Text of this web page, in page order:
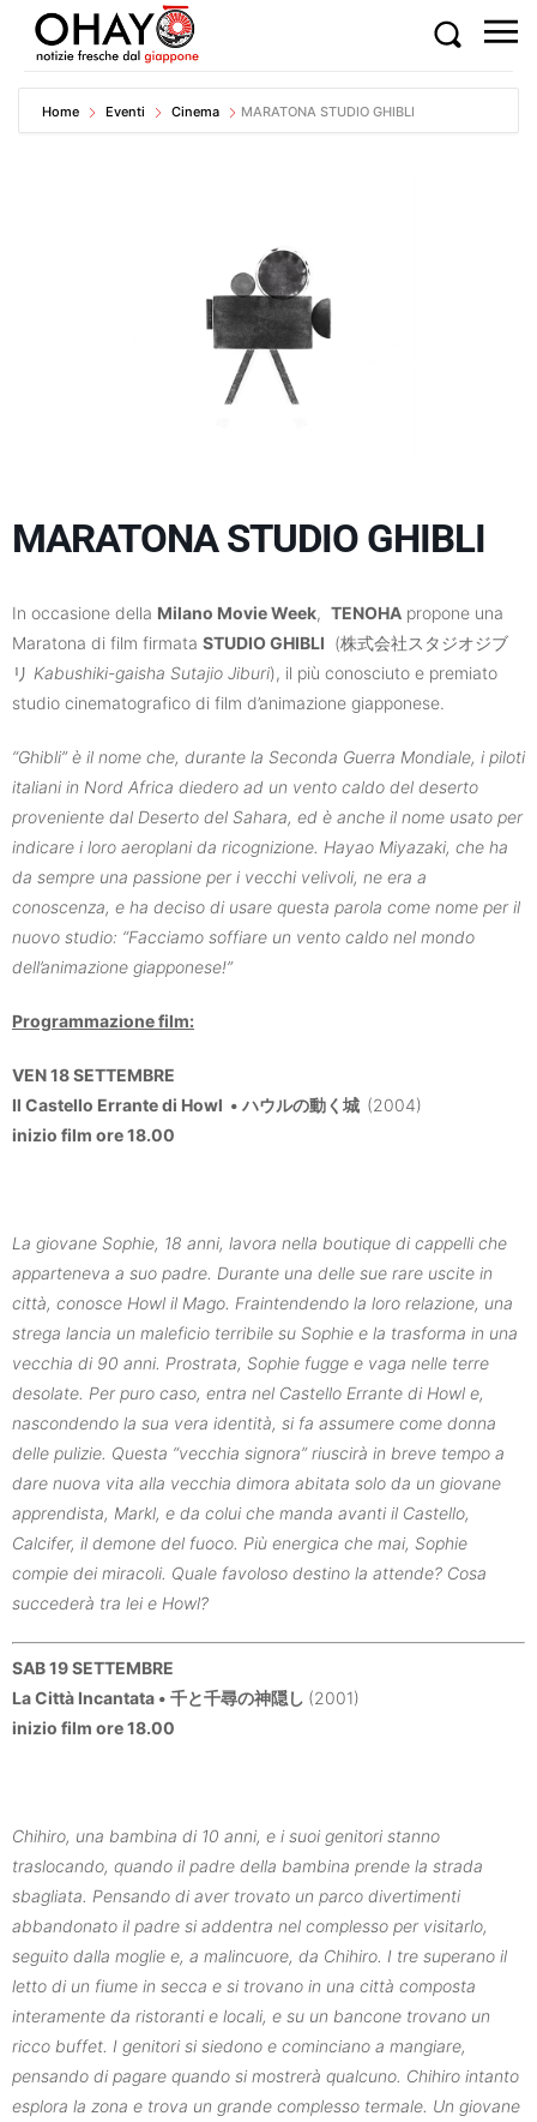
Home Eventi Cinema MARATONA STUDIO GHIBLI
MARATONA STUDIO GHIBLI
In occasione della Milano Movie Week, TENOHA propone una
Maratona di film firmata STUDIO GHIBLI (株式会社スタジオジブ
リ Kabushiki-gaisha Sutajio Jiburi), il più conosciuto e premiato
studio cinematografico di film d’animazione giapponese.
“Ghibli” è il nome che, durante la Seconda Guerra Mondiale, i piloti
italiani in Nord Africa diedero ad un vento caldo del deserto
proveniente dal Deserto del Sahara, ed è anche il nome usato per
indicare i loro aeroplani da ricognizione. Hayao Miyazaki, che ha
da sempre una passione per i vecchi velivoli, ne era a
conoscenza, e ha deciso di usare questa parola come nome per il
nuovo studio: “Facciamo soffiare un vento caldo nel mondo
dell’animazione giapponese!”
Programmazione film:
VEN 18 SETTEMBRE
Il Castello Errante di Howl • ハウルの動く城 (2004)
inizio film ore 18.00
La giovane Sophie, 18 anni, lavora nella boutique di cappelli che
apparteneva a suo padre. Durante una delle sue rare uscite in
città, conosce Howl il Mago. Fraintendendo la loro relazione, una
strega lancia un maleficio terribile su Sophie e la trasforma in una
vecchia di 90 anni. Prostrata, Sophie fugge e vaga nelle terre
desolate. Per puro caso, entra nel Castello Errante di Howl e,
nascondendo la sua vera identità, si fa assumere come donna
delle pulizie. Questa “vecchia signora” riuscirà in breve tempo a
dare nuova vita alla vecchia dimora abitata solo da un giovane
apprendista, Markl, e da colui che manda avanti il Castello,
Calcifer, il demone del fuoco. Più energica che mai, Sophie
compie dei miracoli. Quale favoloso destino la attende? Cosa
succederà tra lei e Howl?
SAB 19 SETTEMBRE
La Città Incantata • 千と千尋の神隠し (2001)
inizio film ore 18.00
Chihiro, una bambina di 10 anni, e i suoi genitori stanno
traslocando, quando il padre della bambina prende la strada
sbagliata. Pensando di aver trovato un parco divertimenti
abbandonato il padre si addentra nel complesso per visitarlo,
seguito dalla moglie e, a malincuore, da Chihiro. I tre superano il
letto di un fiume in secca e si trovano in una città composta
interamente da ristoranti e locali, e su un bancone trovano un
ricco buffet. I genitori si siedono e cominciano a mangiare,
pensando di pagare quando si mostrerà qualcuno. Chihiro intanto
esplora la zona e trova un grande complesso termale. Un giovane